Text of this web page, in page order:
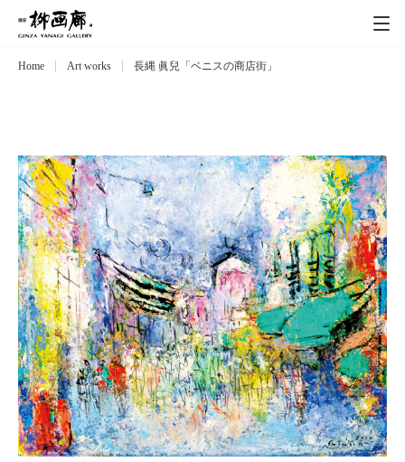
Exhibitions
Artists 作家
Art works 作品一覧
Catalog カタログ
Schedule スケジュール
About 会社案内
Home Art works 長縄 眞兒「ベニスの商店街」